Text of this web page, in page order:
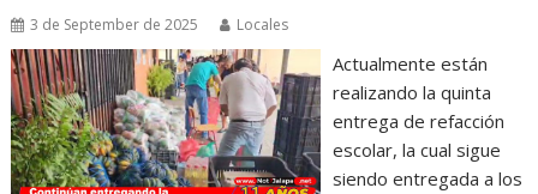
3 de September de 2025 Locales
Actualmente están
realizando la quinta
entrega de refacción
escolar, la cual sigue
siendo entregada a los